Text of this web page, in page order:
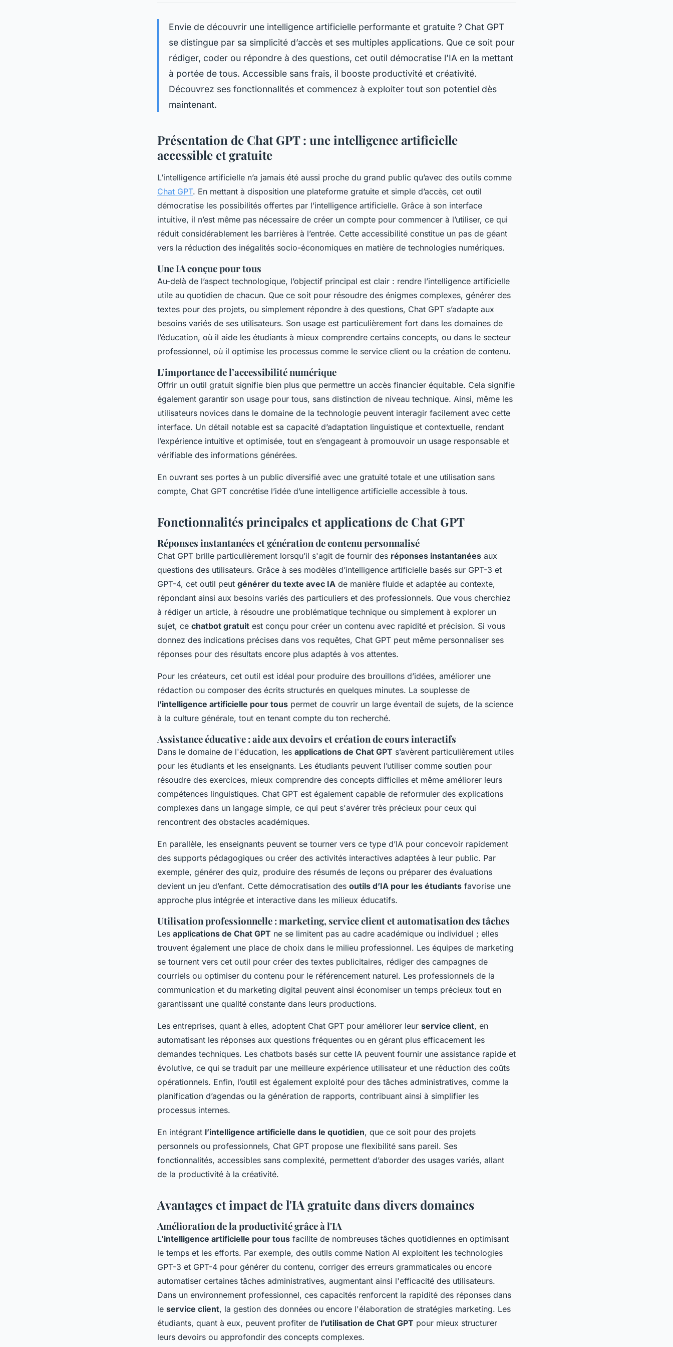
Envie de découvrir une intelligence artificielle performante et gratuite ? Chat GPT
se distingue par sa simplicité d’accès et ses multiples applications. Que ce soit pour
rédiger, coder ou répondre à des questions, cet outil démocratise l’IA en la mettant
à portée de tous. Accessible sans frais, il booste productivité et créativité.
Découvrez ses fonctionnalités et commencez à exploiter tout son potentiel dès
maintenant.
Présentation de Chat GPT : une intelligence artificielle
accessible et gratuite
L’intelligence artificielle n’a jamais été aussi proche du grand public qu’avec des outils comme
Chat GPT. En mettant à disposition une plateforme gratuite et simple d’accès, cet outil
démocratise les possibilités offertes par l’intelligence artificielle. Grâce à son interface
intuitive, il n’est même pas nécessaire de créer un compte pour commencer à l’utiliser, ce qui
réduit considérablement les barrières à l’entrée. Cette accessibilité constitue un pas de géant
vers la réduction des inégalités socio-économiques en matière de technologies numériques.
Une IA conçue pour tous
Au-delà de l’aspect technologique, l’objectif principal est clair : rendre l’intelligence artificielle
utile au quotidien de chacun. Que ce soit pour résoudre des énigmes complexes, générer des
textes pour des projets, ou simplement répondre à des questions, Chat GPT s’adapte aux
besoins variés de ses utilisateurs. Son usage est particulièrement fort dans les domaines de
l’éducation, où il aide les étudiants à mieux comprendre certains concepts, ou dans le secteur
professionnel, où il optimise les processus comme le service client ou la création de contenu.
L’importance de l’accessibilité numérique
Offrir un outil gratuit signifie bien plus que permettre un accès financier équitable. Cela signifie
également garantir son usage pour tous, sans distinction de niveau technique. Ainsi, même les
utilisateurs novices dans le domaine de la technologie peuvent interagir facilement avec cette
interface. Un détail notable est sa capacité d’adaptation linguistique et contextuelle, rendant
l’expérience intuitive et optimisée, tout en s’engageant à promouvoir un usage responsable et
vérifiable des informations générées.
En ouvrant ses portes à un public diversifié avec une gratuité totale et une utilisation sans
compte, Chat GPT concrétise l’idée d’une intelligence artificielle accessible à tous.
Fonctionnalités principales et applications de Chat GPT
Réponses instantanées et génération de contenu personnalisé
Chat GPT brille particulièrement lorsqu’il s'agit de fournir des réponses instantanées aux
questions des utilisateurs. Grâce à ses modèles d’intelligence artificielle basés sur GPT-3 et
GPT-4, cet outil peut générer du texte avec IA de manière fluide et adaptée au contexte,
répondant ainsi aux besoins variés des particuliers et des professionnels. Que vous cherchiez
à rédiger un article, à résoudre une problématique technique ou simplement à explorer un
sujet, ce chatbot gratuit est conçu pour créer un contenu avec rapidité et précision. Si vous
donnez des indications précises dans vos requêtes, Chat GPT peut même personnaliser ses
réponses pour des résultats encore plus adaptés à vos attentes.
Pour les créateurs, cet outil est idéal pour produire des brouillons d’idées, améliorer une
rédaction ou composer des écrits structurés en quelques minutes. La souplesse de
l’intelligence artificielle pour tous permet de couvrir un large éventail de sujets, de la science
à la culture générale, tout en tenant compte du ton recherché.
Assistance éducative : aide aux devoirs et création de cours interactifs
Dans le domaine de l'éducation, les applications de Chat GPT s’avèrent particulièrement utiles
pour les étudiants et les enseignants. Les étudiants peuvent l’utiliser comme soutien pour
résoudre des exercices, mieux comprendre des concepts difficiles et même améliorer leurs
compétences linguistiques. Chat GPT est également capable de reformuler des explications
complexes dans un langage simple, ce qui peut s'avérer très précieux pour ceux qui
rencontrent des obstacles académiques.
En parallèle, les enseignants peuvent se tourner vers ce type d’IA pour concevoir rapidement
des supports pédagogiques ou créer des activités interactives adaptées à leur public. Par
exemple, générer des quiz, produire des résumés de leçons ou préparer des évaluations
devient un jeu d’enfant. Cette démocratisation des outils d’IA pour les étudiants favorise une
approche plus intégrée et interactive dans les milieux éducatifs.
Utilisation professionnelle : marketing, service client et automatisation des tâches
Les applications de Chat GPT ne se limitent pas au cadre académique ou individuel ; elles
trouvent également une place de choix dans le milieu professionnel. Les équipes de marketing
se tournent vers cet outil pour créer des textes publicitaires, rédiger des campagnes de
courriels ou optimiser du contenu pour le référencement naturel. Les professionnels de la
communication et du marketing digital peuvent ainsi économiser un temps précieux tout en
garantissant une qualité constante dans leurs productions.
Les entreprises, quant à elles, adoptent Chat GPT pour améliorer leur service client, en
automatisant les réponses aux questions fréquentes ou en gérant plus efficacement les
demandes techniques. Les chatbots basés sur cette IA peuvent fournir une assistance rapide et
évolutive, ce qui se traduit par une meilleure expérience utilisateur et une réduction des coûts
opérationnels. Enfin, l’outil est également exploité pour des tâches administratives, comme la
planification d’agendas ou la génération de rapports, contribuant ainsi à simplifier les
processus internes.
En intégrant l’intelligence artificielle dans le quotidien, que ce soit pour des projets
personnels ou professionnels, Chat GPT propose une flexibilité sans pareil. Ses
fonctionnalités, accessibles sans complexité, permettent d’aborder des usages variés, allant
de la productivité à la créativité.
Avantages et impact de l'IA gratuite dans divers domaines
Amélioration de la productivité grâce à l'IA
L'intelligence artificielle pour tous facilite de nombreuses tâches quotidiennes en optimisant
le temps et les efforts. Par exemple, des outils comme Nation AI exploitent les technologies
GPT-3 et GPT-4 pour générer du contenu, corriger des erreurs grammaticales ou encore
automatiser certaines tâches administratives, augmentant ainsi l'efficacité des utilisateurs.
Dans un environnement professionnel, ces capacités renforcent la rapidité des réponses dans
le service client, la gestion des données ou encore l'élaboration de stratégies marketing. Les
étudiants, quant à eux, peuvent profiter de l’utilisation de Chat GPT pour mieux structurer
leurs devoirs ou approfondir des concepts complexes.